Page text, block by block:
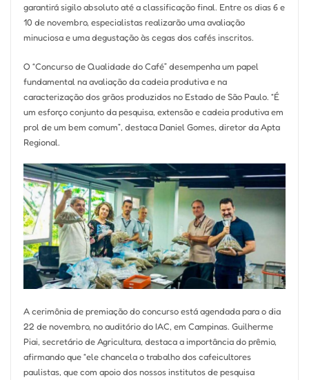
garantirá sigilo absoluto até a classificação final. Entre os dias 6 e
10 de novembro, especialistas realizarão uma avaliação
minuciosa e uma degustação às cegas dos cafés inscritos.
O “Concurso de Qualidade do Café” desempenha um papel
fundamental na avaliação da cadeia produtiva e na
caracterização dos grãos produzidos no Estado de São Paulo. “É
um esforço conjunto da pesquisa, extensão e cadeia produtiva em
prol de um bem comum”, destaca Daniel Gomes, diretor da Apta
Regional.
A cerimônia de premiação do concurso está agendada para o dia
22 de novembro, no auditório do IAC, em Campinas. Guilherme
Piai, secretário de Agricultura, destaca a importância do prêmio,
afirmando que “ele chancela o trabalho dos cafeicultores
paulistas, que com apoio dos nossos institutos de pesquisa